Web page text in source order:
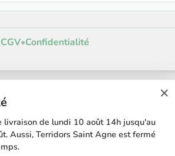
CGV•Confidentialité
×
livraison de lundi 10 août 14h jusqu'au
Aussi, Terridors Saint Agne est fermé